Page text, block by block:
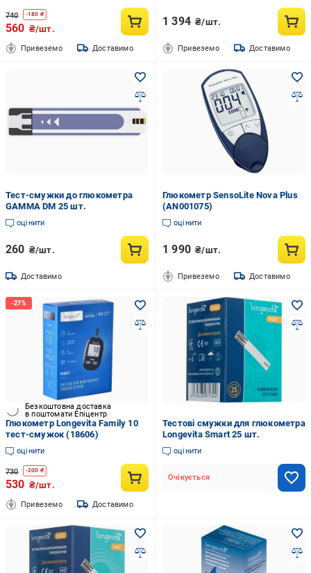
740 -180 ₴
560 ₴/шт.
Привеземо Доставимо
1 394 ₴/шт.
Привеземо Доставимо
Тест-смужки до глюкометра
GAMMA DM 25 шт.
оцінити
260 ₴/шт.
Доставимо
Глюкометр SensoLite Nova Plus
(AN001075)
оцінити
1 990 ₴/шт.
Привеземо Доставимо
Безкоштовна доставка
в поштомати Епіцентр
Глюкометр Longevita Family 10
тест-смужок (18606)
оцінити
730 -200 ₴
530 ₴/шт.
Привеземо Доставимо
Тестові смужки для глюкометра
Longevita Smart 25 шт.
оцінити
Очікується